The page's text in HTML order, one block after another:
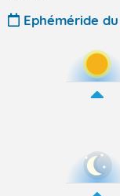
Ephéméride